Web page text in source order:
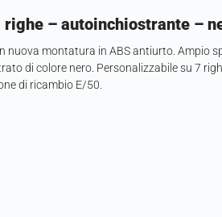
– autoinchiostrante –
montatura in ABS antiurto. Ampio
di colore nero. Personalizzabile su 7
di ricambio E/50.